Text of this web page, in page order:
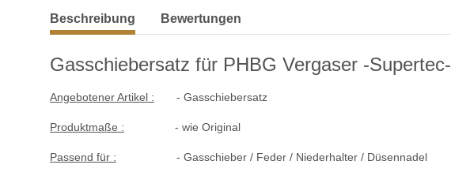
weitere Registerkarten anzeigen
Beschreibung Bewertungen
Gasschiebersatz für PHBG Vergaser -Supertec-
Angebotener Artikel : - Gasschiebersatz
Produktmaße : - wie Original
Passend für : - Gasschieber / Feder / Niederhalter / Düsennadel